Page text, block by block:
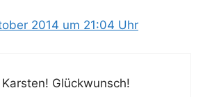
2014 um 21:04 Uhr
Glückwunsch!